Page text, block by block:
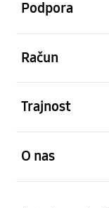
Podpora
Račun
Trajnost
O nas